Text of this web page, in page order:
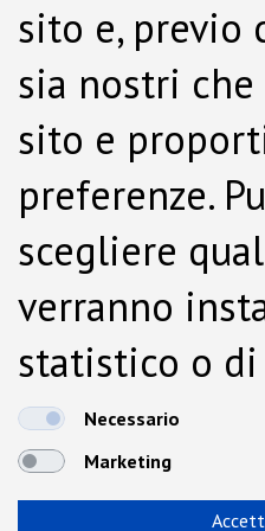
sito e, previo
sia nostri
sito e
preferenze.
scegliere
verranno
statistico o di
dalla Cookie
Necessario
Marketing